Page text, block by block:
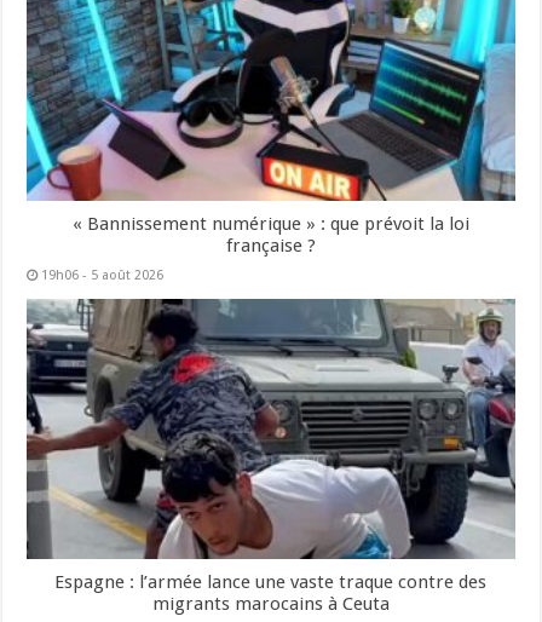
« Bannissement numérique » : que prévoit la loi
française ?
19h06 - 5 août 2026
Espagne : l’armée lance une vaste traque contre des
migrants marocains à Ceuta